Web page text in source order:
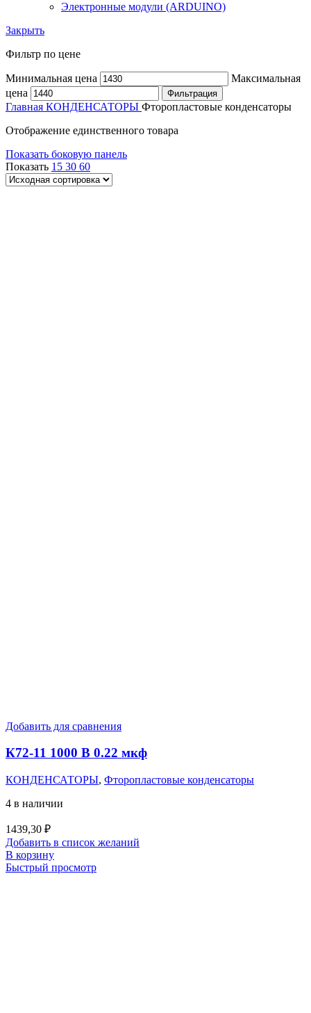
Электронные модули (ARDUINO)
Закрыть
Фильтр по цене
Минимальная цена
Максимальная
цена
Фильтрация
Главная КОНДЕНСАТОРЫ Фторопластовые конденсаторы
Отображение единственного товара
Показать боковую панель
Показать 15 30 60
Добавить для сравнения
К72-11 1000 В 0.22 мкф
КОНДЕНСАТОРЫ, Фторопластовые конденсаторы
4 в наличии
1439,30 ₽
Добавить в список желаний
В корзину
Быстрый просмотр